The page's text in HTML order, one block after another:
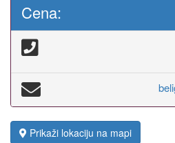
Cena:
Prikaži lokaciju na mapi